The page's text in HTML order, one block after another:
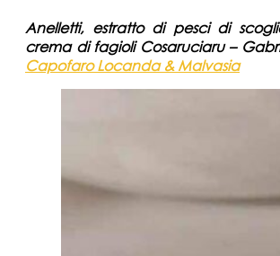
Anelletti, estratto di pesci di
crema di fagioli Cosaruciaru –
Capofaro Locanda & Malvasia